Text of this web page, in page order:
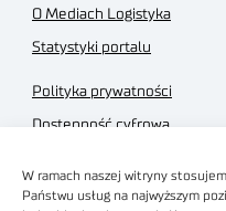
W ramach naszej witryny
Państwu usług na najwyższym
O Mediach Logistyka
Statystyki portalu
Polityka prywatności
Dostępność cyfrowa
Regulamin sklepu